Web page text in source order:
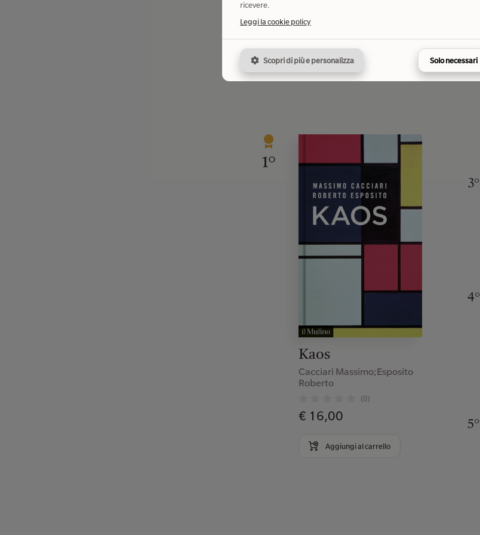
I più venduti della settimana
1°
Kaos
Cacciari Massimo;Esposito
Roberto
(0)
€ 16,00
Aggiungi al carrello
2°
3°
4°
5°
ricevere.
Leggi la cookie policy
Scopri di più e personalizza Solo necessari